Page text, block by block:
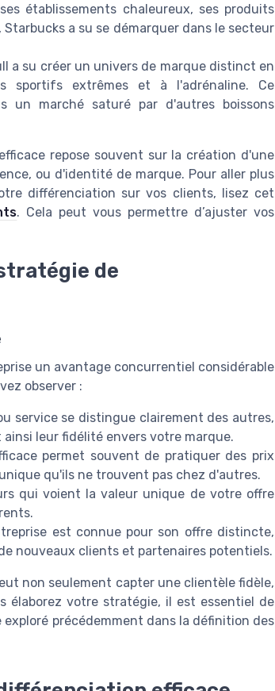
établissements chaleureux, ses produits
a su se démarquer dans le secteur
a su créer un univers de marque distinct en
sportifs extrêmes et à l'adrénaline. Ce
un marché saturé par d'autres boissons
repose souvent sur la création d'une
ou d'identité de marque. Pour aller plus
différenciation sur vos clients, lisez cet
. Cela peut vous permettre d’ajuster vos
de
un avantage concurrentiel considérable
observer :
service se distingue clairement des autres,
leur fidélité envers votre marque.
permet souvent de pratiquer des prix
qu'ils ne trouvent pas chez d'autres.
qui voient la valeur unique de votre offre
est connue pour son offre distincte,
nouveaux clients et partenaires potentiels.
non seulement capter une clientèle fidèle,
élaborez votre stratégie, il est essentiel de
précédemment dans la définition des